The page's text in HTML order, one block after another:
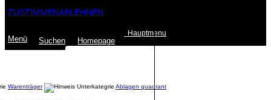
ZUSTIMMENABLEHNEN
Menü Suchen Homepage
Hauptmenu
Warenträger
Ablagen quadrant